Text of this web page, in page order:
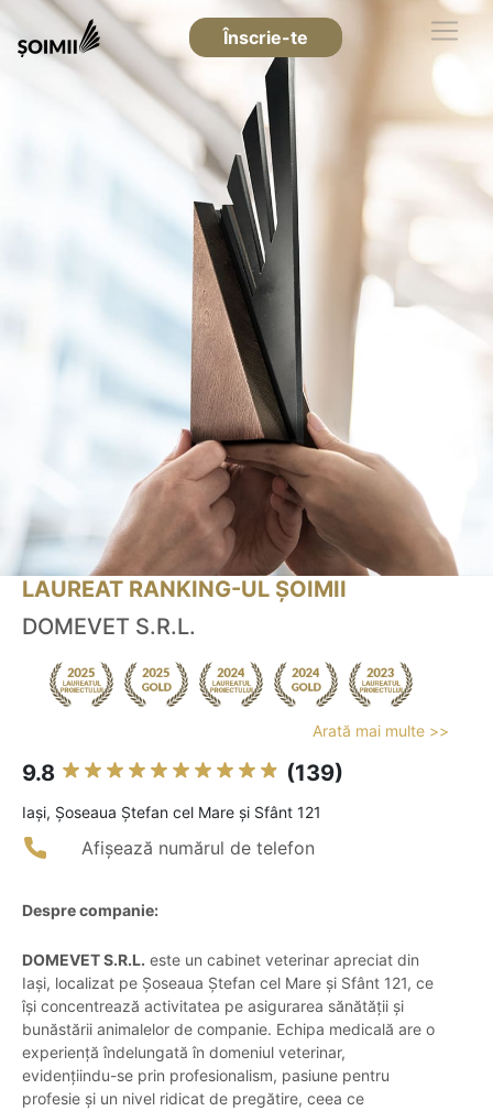
Înscrie-te
LAUREAT RANKING-UL ȘOIMII
DOMEVET S.R.L.
Arată mai multe >>
9.8 (139)
Iaşi, Șoseaua Ștefan cel Mare și Sfânt 121
Afișează numărul de telefon
Despre companie:
DOMEVET S.R.L. este un cabinet veterinar apreciat din
Iași, localizat pe Șoseaua Ștefan cel Mare și Sfânt 121, ce
își concentrează activitatea pe asigurarea sănătății și
bunăstării animalelor de companie. Echipa medicală are o
experiență îndelungată în domeniul veterinar,
evidențiindu-se prin profesionalism, pasiune pentru
profesie și un nivel ridicat de pregătire, ceea ce